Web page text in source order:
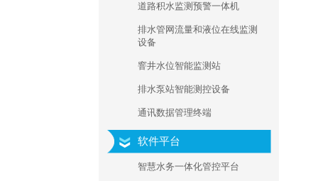
道路积水监测预警一体机
排水管网流量和液位在线监测
设备
窨井水位智能监测站
排水泵站智能测控设备
通讯数据管理终端
软件平台
智慧水务一体化管控平台